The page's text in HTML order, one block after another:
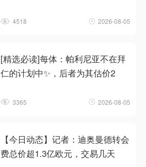
4518 2026-08-05
[精选必读]每体：帕利尼亚不在拜
仁的计划中✨，后者为其估价2
3365 2026-08-05
【今日动态】记者：迪奥曼德转会
费总价超1.3亿欧元，交易几天